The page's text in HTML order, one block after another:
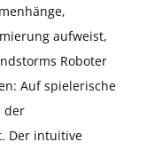
aufweist,
Roboter
Auf spielerische
der
Der intuitive